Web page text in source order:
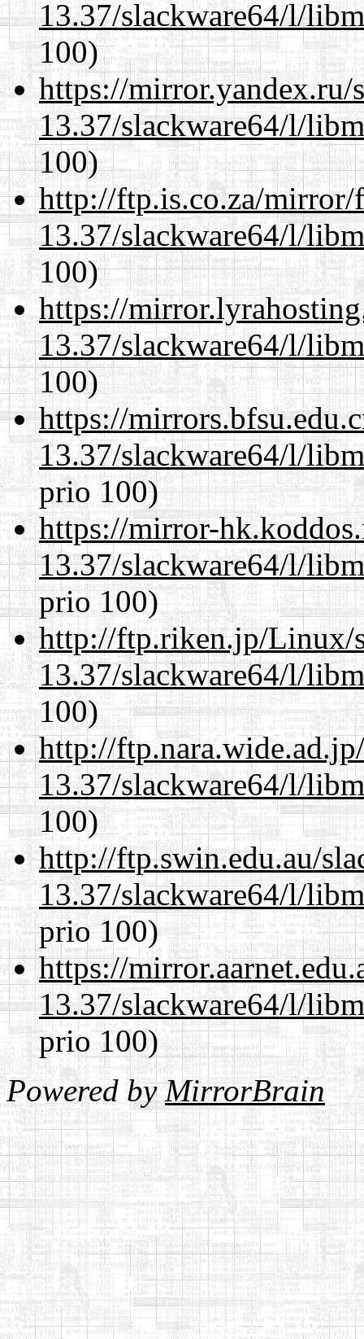
13.37/slackware64/l/
100)
https://mirror.yandex.ru/
13.37/slackware64/l/
100)
http://ftp.is.co.za/mirror/
13.37/slackware64/l/
100)
https://
13.37/slackware64/l/
100)
https://
13.37/slackware64/l/
prio 100)
https://mirror-
13.37/slackware64/l/
prio 100)
http://ftp.riken.jp/Linux/
13.37/slackware64/l/
100)
http://
13.37/slackware64/l/
100)
http://ftp.swin.edu.au/
13.37/slackware64/l/
prio 100)
https://
13.37/slackware64/l/
prio 100)
Powered byMirrorBrain